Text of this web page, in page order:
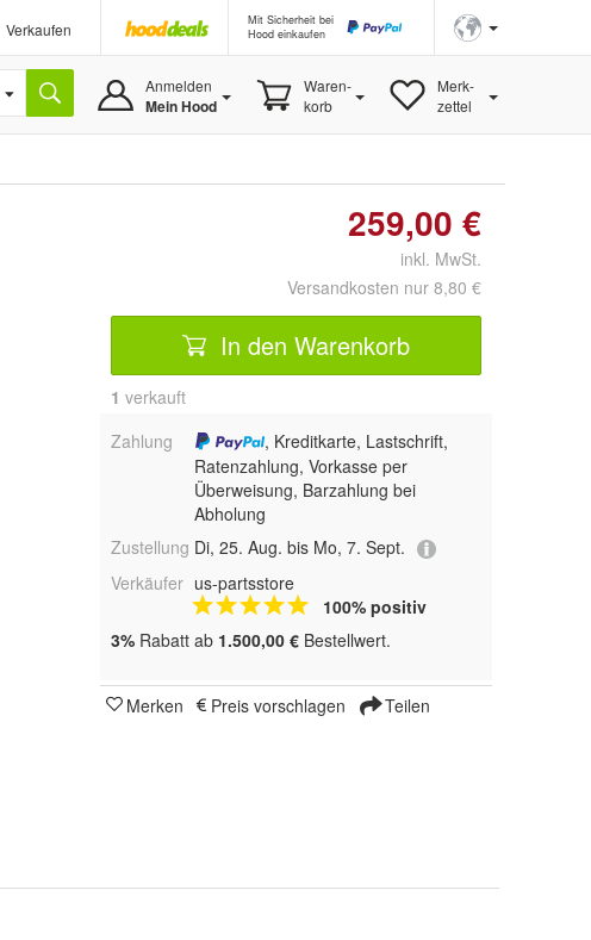
Verkaufen
Mit Sicherheit bei
Hood einkaufen
Anmelden
Mein Hood
Waren-
korb
Merk-
zettel
259,00 €
inkl. MwSt.
Versandkosten nur 8,80 €
In den Warenkorb
1 verkauft
Zahlung
, Kreditkarte, Lastschrift,
Ratenzahlung, Vorkasse per
Überweisung, Barzahlung bei
Abholung
Zustellung Di, 25. Aug. bis Mo, 7. Sept.
Verkäufer us-partsstore
100% positiv
3% Rabatt ab 1.500,00 € Bestellwert.
Merken Preis vorschlagen Teilen